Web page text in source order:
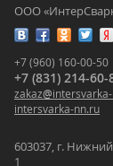
ООО
+7 (960) 160-00-50
+7 (831) 214-60-
zakaz@
intersvarka-nn.ru
603037, г.
1